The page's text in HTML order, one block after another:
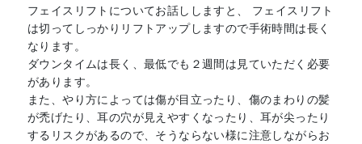
フェイスリフトについてお話ししますと、 フェイスリフト
は切ってしっかりリフトアップしますので手術時間は長く
なります。
ダウンタイムは長く、最低でも２週間は見ていただく必要
があります。
また、やり方によっては傷が目立ったり、傷のまわりの髪
が禿げたり、耳の穴が見えやすくなったり、耳が尖ったり
するリスクがあるので、そうならない様に注意しながらお